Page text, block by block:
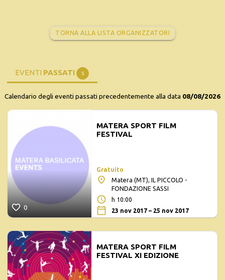
TORNA ALLA LISTA ORGANIZZATORI
EVENTI PASSATI 5
Calendario degli eventi passati precedentemente alla data 08/08/2026
0
MATERA SPORT FILM
FESTIVAL
Gratuito
Matera (MT), IL PICCOLO -
FONDAZIONE SASSI
h 10:00
23 nov 2017 – 25 nov 2017
MATERA SPORT FILM
FESTIVAL XI EDIZIONE